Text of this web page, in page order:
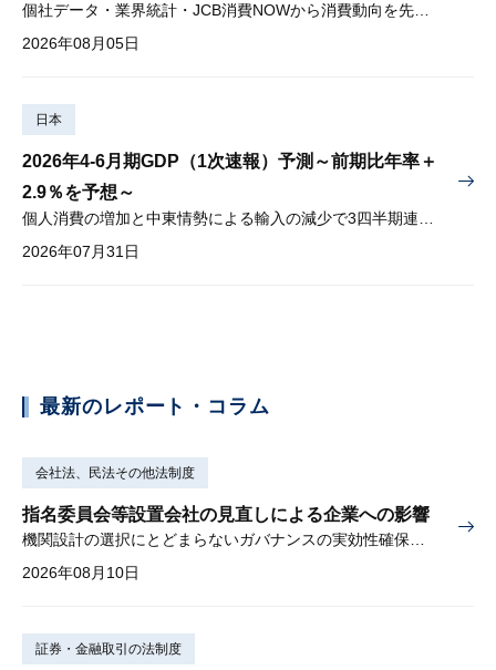
個社データ・業界統計・JCB消費NOWから消費動向を先取り
2026年08月05日
日本
2026年4-6月期GDP（1次速報）予測～前期比年率＋
2.9％を予想～
2026年07月31日
最新のレポート・コラム
会社法、民法その他法制度
指名委員会等設置会社の見直しによる企業への影響
機関設計の選択にとどまらないガバナンスの実効性確保が重要
2026年08月10日
証券・金融取引の法制度